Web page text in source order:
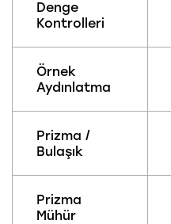
Denge
Kontrolleri
Örnek
Aydınlatma
Prizma /
Bulaşık
Prizma
Mühür